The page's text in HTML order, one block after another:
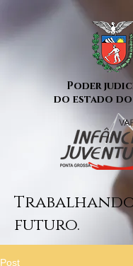
Poder
do estado do
futuro.
Post